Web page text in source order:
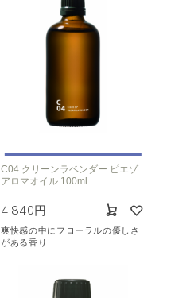
C04 クリーンラベンダー ピエゾ
アロマオイル 100ml
4,840円
爽快感の中にフローラルの優しさ
がある香り